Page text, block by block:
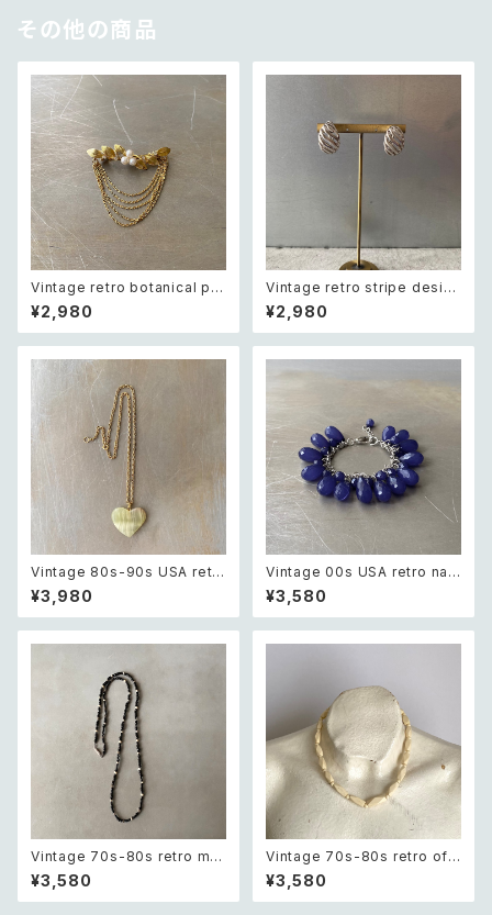
その他の商品
Vintage retro botanical pe
arl×bijou brooch レトロ ヴィ
ンテージ アクセサリー ボタニカ
ル パール×ビジュー ドレープ チ
¥2,980
Vintage retro stripe desig
n earring レトロ ヴィンテージ
アクセサリー シルバー ストライ
プ デザイン イヤリング
¥2,980
Vintage 80s-90s USA retr
o green glass heart charm
necklace レトロ アメリカ ヴィ
ンテージ アクセサリー グリーン
¥3,980
Vintage 00s USA retro nav
y blue drop beads bracele
t レトロ アメリカ ヴィンテージ
アクセサリー ネイビーブルー ド
¥3,580
Vintage 70s-80s retro mo
notone glass beads long n
ecklace レトロ ヴィンテージ
アクセサリー モノトーン ガラス
¥3,580
Vintage 70s-80s retro off
white beads necklace レト
ロ ヴィンテージ アクセサリー オ
フホワイト ビーズ ネックレス
¥3,580